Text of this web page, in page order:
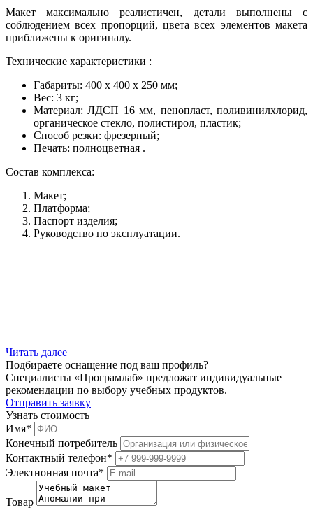
Макет максимально реалистичен, детали выполнены с
соблюдением всех пропорций, цвета всех элементов макета
приближены к оригиналу.
Технические характеристики :
Габариты: 400 х 400 х 250 мм;
Вес: 3 кг;
Материал: ЛДСП 16 мм, пенопласт, поливинилхлорид,
органическое стекло, полистирол, пластик;
Способ резки: фрезерный;
Печать: полноцветная .
Состав комплекса:
Макет;
Платформа;
Паспорт изделия;
Руководство по эксплуатации.
Читать далее
Подбираете оснащение под ваш профиль?
Специалисты «Програмлаб» предложат индивидуальные
рекомендации по выбору учебных продуктов.
Отправить заявку
Узнать стоимость
Имя*
Конечный потребитель
Контактный телефон*
Электнонная почта*
Товар